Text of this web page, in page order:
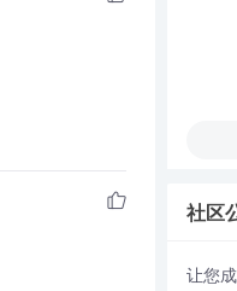
社区
让您